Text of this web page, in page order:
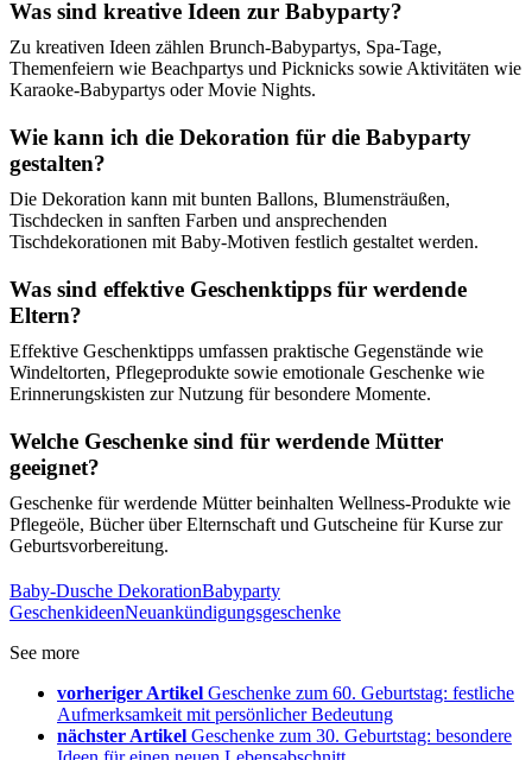
Was sind kreative Ideen zur Babyparty?
Zu kreativen Ideen zählen Brunch-Babypartys, Spa-Tage,
Themenfeiern wie Beachpartys und Picknicks sowie Aktivitäten wie
Karaoke-Babypartys oder Movie Nights.
Wie kann ich die Dekoration für die Babyparty
gestalten?
Die Dekoration kann mit bunten Ballons, Blumensträußen,
Tischdecken in sanften Farben und ansprechenden
Tischdekorationen mit Baby-Motiven festlich gestaltet werden.
Was sind effektive Geschenktipps für werdende
Eltern?
Effektive Geschenktipps umfassen praktische Gegenstände wie
Windeltorten, Pflegeprodukte sowie emotionale Geschenke wie
Erinnerungskisten zur Nutzung für besondere Momente.
Welche Geschenke sind für werdende Mütter
geeignet?
Geschenke für werdende Mütter beinhalten Wellness-Produkte wie
Pflegeöle, Bücher über Elternschaft und Gutscheine für Kurse zur
Geburtsvorbereitung.
Baby-Dusche DekorationBabyparty
GeschenkideenNeuankündigungsgeschenke
See more
vorheriger Artikel Geschenke zum 60. Geburtstag: festliche
Aufmerksamkeit mit persönlicher Bedeutung
nächster Artikel Geschenke zum 30. Geburtstag: besondere